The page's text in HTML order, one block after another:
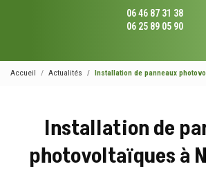
06 46 87 31 38
06 25 89 05 90
Accueil Actualités Installation de panneaux
Installation de
photovoltaïques à